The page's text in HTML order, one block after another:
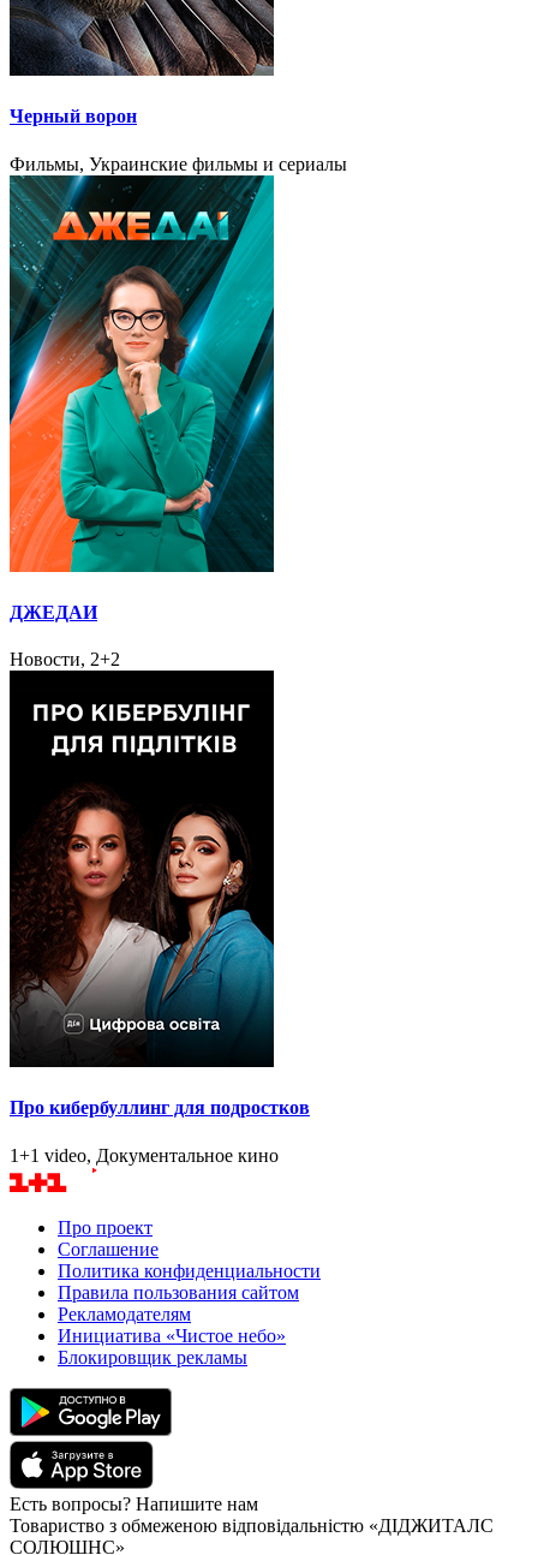
Черный ворон
Фильмы, Украинские фильмы и сериалы
ДЖЕДАИ
Новости, 2+2
Про кибербуллинг для подростков
1+1 video, Документальное кино
Про проект
Соглашение
Политика конфиденциальности
Правила пользования сайтом
Рекламодателям
Инициатива «Чистое небо»
Блокировщик рекламы
Есть вопросы? Напишите нам
Товариство з обмеженою відповідальністю «ДІДЖИТАЛС
СОЛЮШНС»